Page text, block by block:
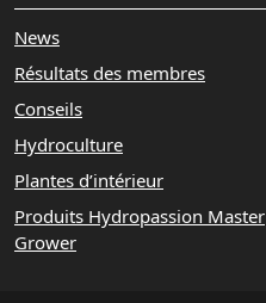
News
Résultats des membres
Conseils
Hydroculture
Plantes d’intérieur
Produits Hydropassion Master
Grower